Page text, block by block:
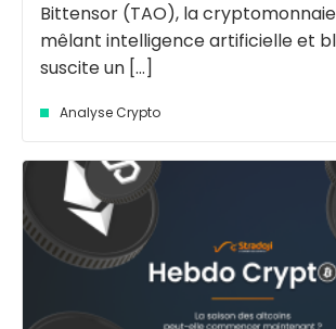
Bittensor (TAO), la
mêlant intelligence artificielle et
suscite un [...]
Analyse Crypto